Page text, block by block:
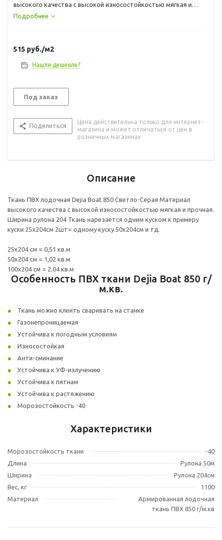
высокого качества с высокой износостойкостью мягкая и
прочная. Ширина рулона 204 при покупки более 2кв.м ткань
Подробнее
515 руб./м2
Нашли дешевле?
Под заказ
Поделиться
Цена действительна только для интернет-
магазина и может отличаться от цен в
розничных магазинах
Описание
Ткань ПВХ лодочная Dejia Boat 850 Светло-Серая Материал
высокого качества с высокой износостойкостью мягкая и прочная.
Ширина рулона 204 Ткань нарезается одним куском к примеру
куски 25х204см 2шт= одному куску 50х204см и тд.
25х204 см = 0,51 кв.м
50х204 см = 1,02 кв.м
100х204 см = 2,04 кв.м
Особенность ПВХ ткани Dejia Boat 850 г/
м.кв.
Ткань можно клеить сваривать на станке
Газонепроницаемая
Устойчива к погодным условиям
Износостойкая
Анти-сминание
Устойчива к УФ-излучению
Устойчива к пятнам
Устойчива к растяжению
Морозостойкость -40
Характеристики
Морозостойкость ткани
-40
Длина
Рулона 50м
Ширина
Рулона 204см
Вес, кг
1100
Материал
Армированная лодочная
ткань ПВХ 850 г/м.кв